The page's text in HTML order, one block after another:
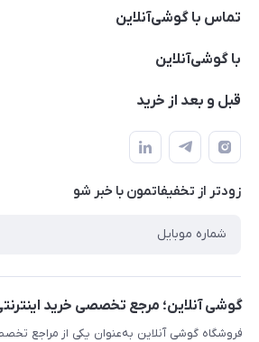
تماس با گوشی‌آنلاین
۰۲۱91001221
با گوشی‌آنلاین
درباره ما
حساب کاربری
حریم خصوصی
بلاگ
قبل و بعد از خرید
نحوه خرید از گوشی آنلاین
شرایط ضمانت هفت روزه
روش ارسال کالا در گوشی آنلاین
روش بازگردانی کالا
زودتر از تخفیفاتمون با خبر شو
گوشی آنلاین؛ مرجع تخصصی خرید
فروشگاه گوشی آنلاین به‌عنوان یکی از مراجع